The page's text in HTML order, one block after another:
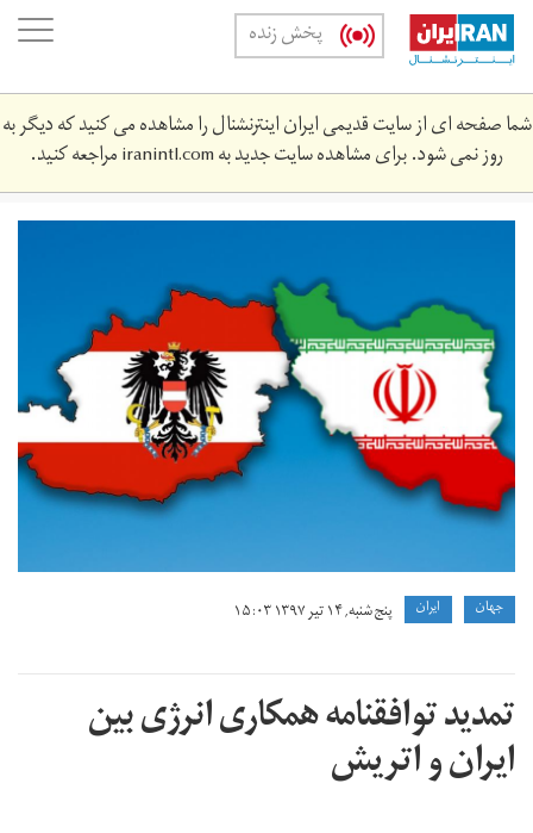
Skip
main
content
پخش زنده
شما صفحه ای از سایت قدیمی ایران اینترنشنال را مشاهده می کنید که دیگر به
روز نمی شود. برای مشاهده سایت جدید بهiranintl.comمراجعه کنید.
flag.jpg
جهان ايران پنج شنبه, ۱۴ تیر ۱۳۹۷ ۱۵:۰۳
تمدید توافقنامه همکاری انرژی بین
ایران و اتریش